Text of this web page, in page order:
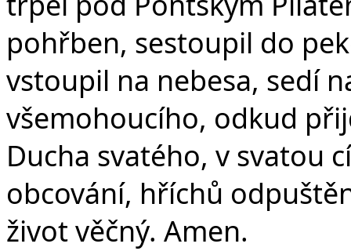
pohřben, sestoupil do
vstoupil na nebesa, sedí
všemohoucího, odkud
Ducha svatého, v svatou
obcování, hříchů
život věčný. Amen.